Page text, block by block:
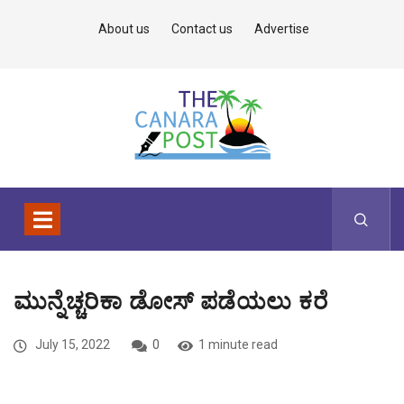
About us Contact us Advertise
ಮುನ್ನೆಚ್ಚರಿಕಾ ಡೋಸ್ ಪಡೆಯಲು ಕರೆ
July 15, 2022 0 1 minute read